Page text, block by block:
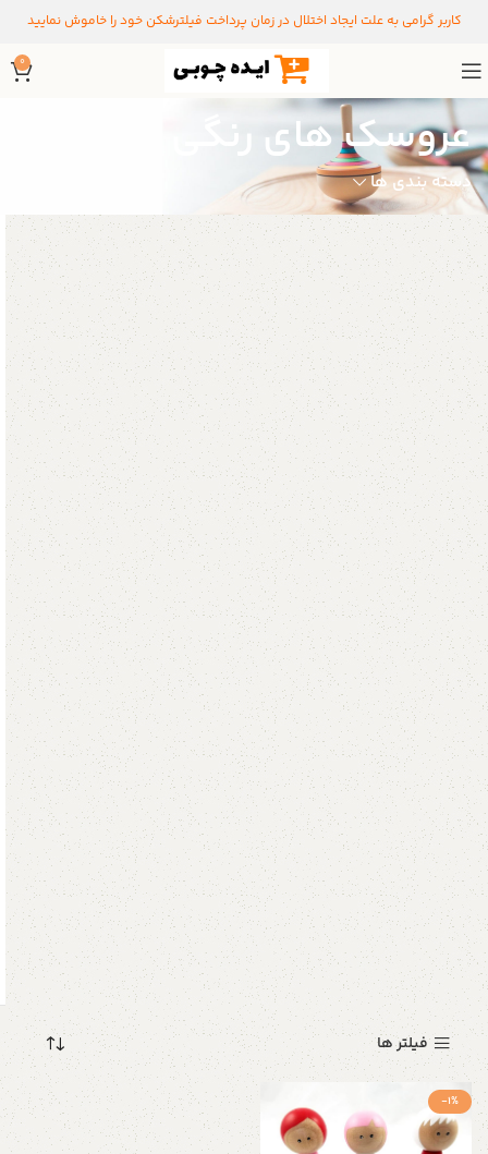
کاربر گرامی به علت ایجاد اختلال در زمان پرداخت فیلترشکن خود را خاموش نمایید
0
عروسک های رنگی
دسته بندی ها
فیلتر ها
-1%